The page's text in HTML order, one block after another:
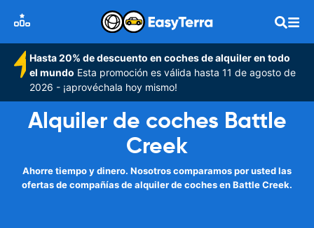
Hasta 20% de descuento en coches de alquiler en todo
el mundo Esta promoción es válida hasta 11 de agosto de
2026 - ¡aprovéchala hoy mismo!
Alquiler de coches Battle
Creek
Ahorre tiempo y dinero. Nosotros comparamos por usted las
ofertas de compañías de alquiler de coches en Battle Creek.